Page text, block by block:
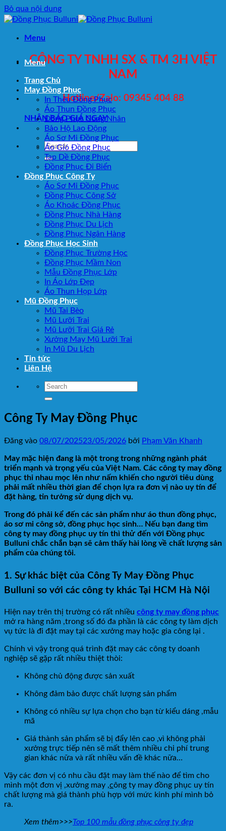
Bỏ qua nội dung
Menu
CÔNG TY TNHH SX & TM 3H VIỆT
NAM
Hotline/Zalo: 09345 404 88
NHẬN BÁO GIÁ NGAY
Menu
Trang Chủ
May Đồng Phục
In Thêu Đồng Phục
Áo Thun Đồng Phục
Đồng Phục Công Nhân
Bảo Hộ Lao Động
Áo Sơ Mi Đồng Phục
Áo Gió Đồng Phục
Tạp Dề Đồng Phục
Đồng Phục Đi Biển
Đồng Phục Công Ty
Áo Sơ Mi Đồng Phục
Đồng Phục Công Sở
Áo Khoác Đồng Phục
Đồng Phục Nhà Hàng
Đồng Phục Du Lịch
Đồng Phục Ngân Hàng
Đồng Phục Học Sinh
Đồng Phục Trường Học
Đồng Phục Mầm Non
Mẫu Đồng Phục Lớp
In Áo Lớp Đẹp
Áo Thun Họp Lớp
Mũ Đồng Phục
Mũ Tai Bèo
Mũ Lưỡi Trai
Mũ Lưỡi Trai Giá Rẻ
Xưởng May Mũ Lưỡi Trai
In Mũ Du Lịch
Tin tức
Liên Hệ
Công Ty May Đồng Phục
Đăng vào 08/07/202523/05/2026 bởi Phạm Văn Khanh
May mặc hiện đang là một trong trong những ngành phát
triển mạnh và trọng yếu của Việt Nam. Các công ty may đồng
phục thi nhau mọc lên như nấm khiến cho người tiêu dùng
phải mất nhiều thời gian để chọn lựa ra đơn vị nào uy tín để
đặt hàng, tin tưởng sử dụng dịch vụ.
Trong đó phải kể đến các sản phẩm như áo thun đồng phục,
áo sơ mi công sở, đồng phục học sinh… Nếu bạn đang tìm
công ty may đồng phục uy tín thì thử đến với Đồng phục
Bulluni chắc chắn bạn sẽ cảm thấy hài lòng về chất lượng sản
phẩm của chúng tôi.
1. Sự khác biệt của Công Ty May Đồng Phục
Bulluni so với các công ty khác Tại HCM Hà Nội
Hiện nay trên thị trường có rất nhiều công ty may đồng phục
mở ra hàng năm ,trong số đó đa phần là các công ty làm dịch
vụ tức là đi đặt may tại các xưởng may hoặc gia công lại .
Chính vì vậy trong quá trình đặt may các công ty doanh
nghiệp sẽ gặp rất nhiều thiệt thòi:
Không chủ động được sản xuất
Không đảm bảo được chất lượng sản phẩm
Không có nhiều sự lựa chọn cho bạn từ kiểu dáng ,mẫu
mã
Giá thành sản phẩm sẽ bị đẩy lên cao ,vì không phải
xưởng trực tiếp nên sẽ mất thêm nhiều chi phí trung
gian khác nữa và rất nhiều vấn đề khác nữa…
Vậy các đơn vị có nhu cầu đặt may làm thế nào để tìm cho
mình một đơn vị ,xưởng may ,công ty may đồng phục uy tín
chất lượng mà giá thành phù hợp với mức kinh phí mình bỏ
ra.
Xem thêm>>>Top 100 mẫu đồng phục công ty đẹp